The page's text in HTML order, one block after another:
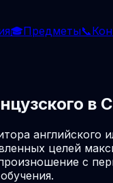
🎓Предметы📞
английского
целей
с